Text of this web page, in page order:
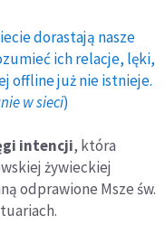
dorastają nasze
ich relacje, lęki,
offline już nie istnieje.
w sieci)
intencji, która
żywieckiej
odprawione Msze św.